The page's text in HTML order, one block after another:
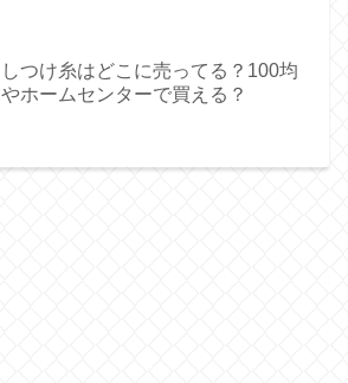
しつけ糸はどこに売ってる？100均
やホームセンターで買える？